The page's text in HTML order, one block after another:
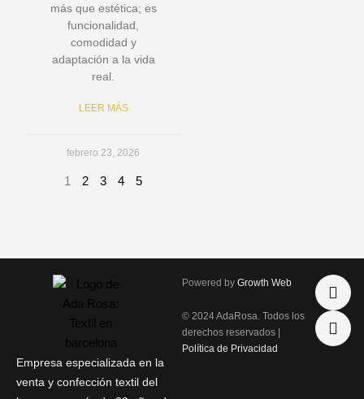
más que estética; es
funcionalidad,
comodidad y
adaptación a la vida
real.
LEER MÁS
febrero 23, 2026
1 2 3 4 5
Empresa especializada en la
venta y confección textil del
Powered by Growth Web
© 2024 AdaRosa. Todos los
derechos reservados |
Política de Privacidad
n
s
t
a
P
h
o
n
e